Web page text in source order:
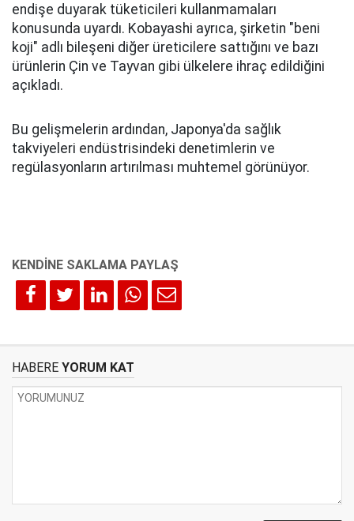
endişe duyarak tüketicileri kullanmamaları
konusunda uyardı. Kobayashi ayrıca, şirketin "beni
koji" adlı bileşeni diğer üreticilere sattığını ve bazı
ürünlerin Çin ve Tayvan gibi ülkelere ihraç edildiğini
açıkladı.
Bu gelişmelerin ardından, Japonya'da sağlık
takviyeleri endüstrisindeki denetimlerin ve
regülasyonların artırılması muhtemel görünüyor.
HABERE YORUM KAT